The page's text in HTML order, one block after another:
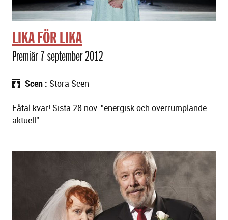
LIKA FÖR LIKA
Premiär 7 september 2012
Scen Stora Scen
Fåtal kvar! Sista 28 nov. "energisk och överrumplande
aktuell"